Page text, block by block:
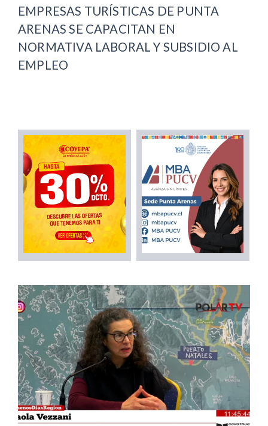
EMPRESAS TURÍSTICAS DE PUNTA
ARENAS SE CAPACITAN EN
NORMATIVA LABORAL Y SUBSIDIO AL
EMPLEO